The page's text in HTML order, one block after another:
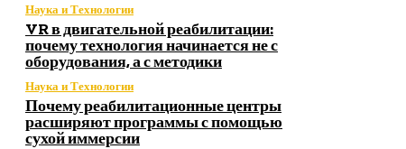
Наука и Технологии
VR в двигательной реабилитации:
почему технология начинается не с
оборудования, а с методики
Наука и Технологии
Почему реабилитационные центры
расширяют программы с помощью
сухой иммерсии